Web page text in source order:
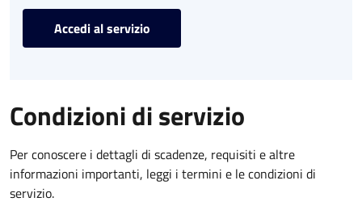
Accedi al servizio
Condizioni di servizio
Per conoscere i dettagli di scadenze, requisiti e altre
informazioni importanti, leggi i termini e le condizioni di
servizio.